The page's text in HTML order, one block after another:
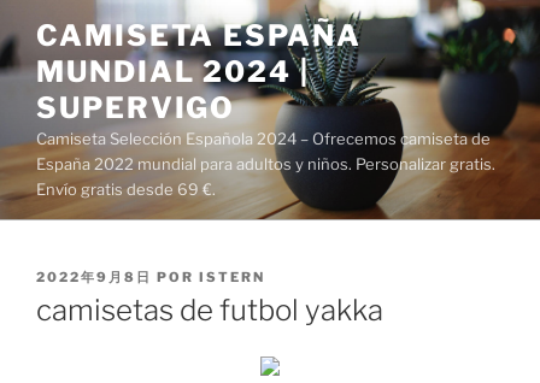
al
contenido
CAMISETA ESPAÑA
MUNDIAL 2024 |
SUPERVIGO
Camiseta Selección Española 2024 – Ofrecemos camiseta de
España 2022 mundial para adultos y niños. Personalizar gratis.
Envío gratis desde 69 €.
PUBLICADO
2022年9月8日 POR ISTERN
camisetas de futbol yakka